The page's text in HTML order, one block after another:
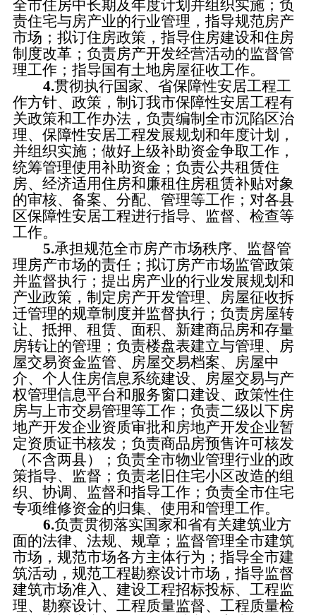
全市住房中长期及年度计划并组织实施；负
责住宅与房产业的行业管理，指导规范房产
市场；拟订住房政策，指导住房建设和住房
制度改革；负责房产开发经营活动的监督管
理工作；指导国有土地房屋征收工作。
4.贯彻执行国家、省保障性安居工程工
作方针、政策，制订我市保障性安居工程有
关政策和工作办法，负责编制全市沉陷区治
理、保障性安居工程发展规划和年度计划，
并组织实施；做好上级补助资金争取工作，
统筹管理使用补助资金；负责公共租赁住
房、经济适用住房和廉租住房租赁补贴对象
的审核、备案、分配、管理等工作；对各县
区保障性安居工程进行指导、监督、检查等
工作。
5.承担规范全市房产市场秩序、监督管
理房产市场的责任；拟订房产市场监管政策
并监督执行；提出房产业的行业发展规划和
产业政策，制定房产开发管理、房屋征收拆
迁管理的规章制度并监督执行；负责房屋转
让、抵押、租赁、面积、新建商品房和存量
房转让的管理；负责楼盘表建立与管理、房
屋交易资金监管、房屋交易档案、房屋中
介、个人住房信息系统建设、房屋交易与产
权管理信息平台和服务窗口建设、政策性住
房与上市交易管理等工作；负责二级以下房
地产开发企业资质审批和房地产开发企业暂
定资质证书核发；负责商品房预售许可核发
（不含两县）；负责全市物业管理行业的政
策指导、监督；负责老旧住宅小区改造的组
织、协调、监督和指导工作；负责全市住宅
专项维修资金的归集、使用和管理工作。
6.负责贯彻落实国家和省有关建筑业方
面的法律、法规、规章；监督管理全市建筑
市场，规范市场各方主体行为；指导全市建
筑活动，规范工程勘察设计市场，指导监督
建筑市场准入、建设工程招标投标、工程监
理、勘察设计、工程质量监督、工程质量检